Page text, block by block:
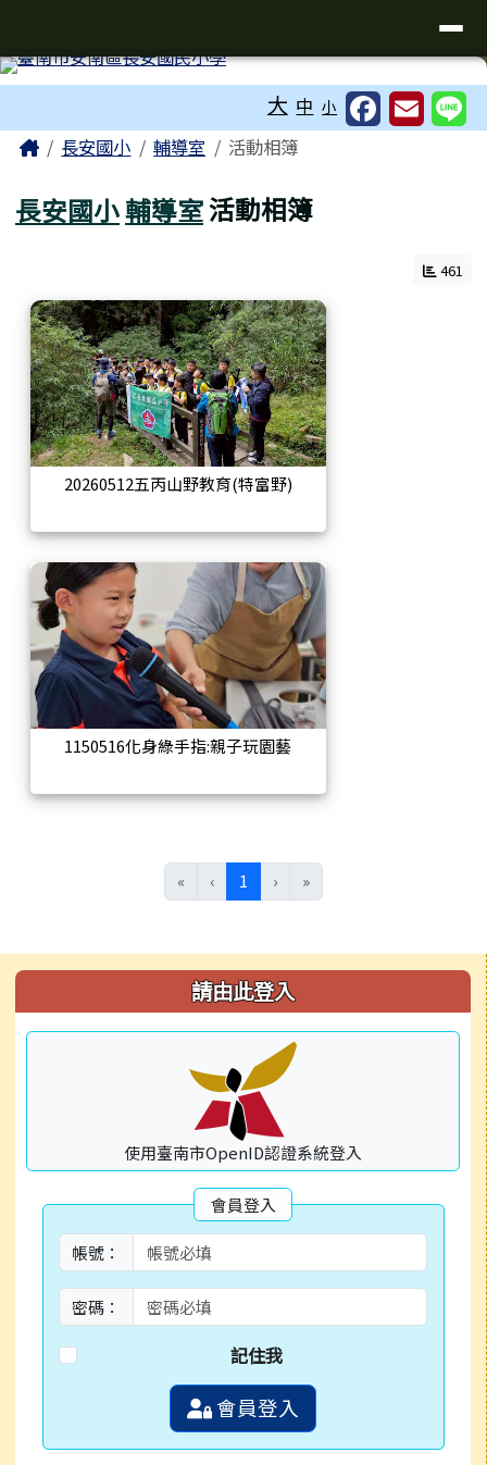
臺南市安南區長安國民小學全球資訊
大 中 小
主內容區域
Home長安國小 輔導室 活動相簿
長安國小輔導室活動相簿
461
20260512五丙山野教育(特富野)
1150516化身綠手指:親子玩園藝
« ‹ 1 (目前頁次)
› »
左邊區域內容 請由此登入
使用臺南市OpenID認證系統登入
會員登入
帳號：
密碼：
記住我
會員登入
頁尾區域